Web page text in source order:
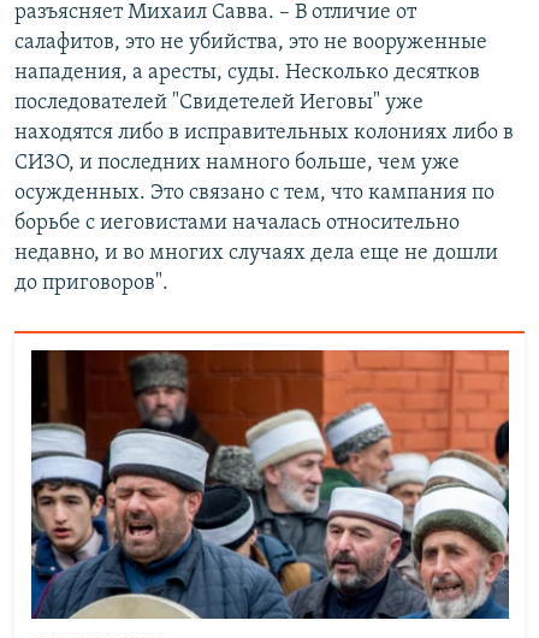
разъясняет Михаил Савва. – В отличие от
салафитов, это не убийства, это не вооруженные
нападения, а аресты, суды. Несколько десятков
последователей "Свидетелей Иеговы" уже
находятся либо в исправительных колониях либо в
СИЗО, и последних намного больше, чем уже
осужденных. Это связано с тем, что кампания по
борьбе с иеговистами началась относительно
недавно, и во многих случаях дела еще не дошли
до приговоров".